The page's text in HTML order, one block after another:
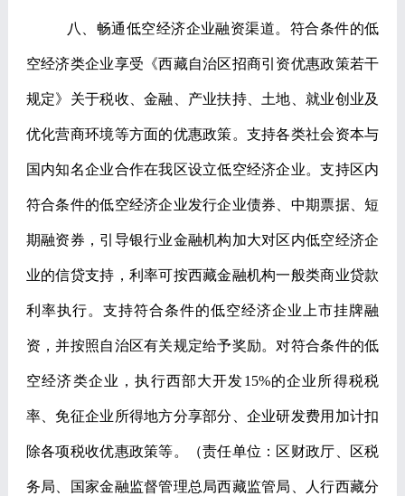
八、畅通低空经济企业融资渠道。 符合条件的低
空经济类企业享受《西藏自治区招商引资优惠政策若干
规定》关于税收、金融、产业扶持、土地、就业创业及
优化营商环境等方面的优惠政策。支持各类社会资本与
国内知名企业合作在我区设立低空经济企业。支持区内
符合条件的低空经济企业发行企业债券、中期票据、短
期融资券，引导银行业金融机构加大对区内低空经济企
业的信贷支持，利率可按西藏金融机构一般类商业贷款
利率执行。支持符合条件的低空经济企业上市挂牌融
资，并按照自治区有关规定给予奖励。对符合条件的低
空经济类企业，执行西部大开发15%的企业所得税税
率、免征企业所得地方分享部分、企业研发费用加计扣
除各项税收优惠政策等。 （责任单位：区财政厅、区税
务局、国家金融监督管理总局西藏监管局、人行西藏分